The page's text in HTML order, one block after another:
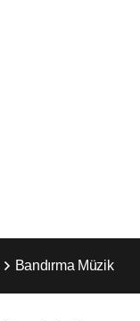
Bandırma Müzik